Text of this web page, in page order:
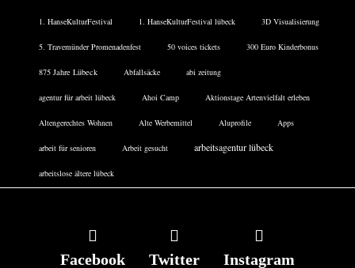
1. HanseKulturFestival 1. HanseKulturFestival lübeck 3D Visualisierung
5. Travemünder Promenadenfest 50 voices tickets 300 Euro Kinderbonus
875 Jahre Lübeck Abfallsäcke abi zeitung
agentur für arbeit lübeck Ahoi Camp Aktionstage Artenvielfalt erleben
Altengerechtes Wohnen Alte Werbemittel Aluprofile Apps
arbeit für senioren Arbeit gesucht arbeitsagentur lübeck
arbeitslose ältere lübeck
Facebook Twitter Instagram